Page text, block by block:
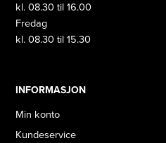
kl. 08.30 til 16.00
Fredag
kl. 08.30 til 15.30
INFORMASJON
Min konto
Kundeservice